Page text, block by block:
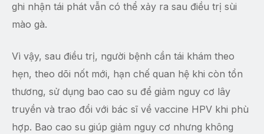
ghi nhận tái phát vẫn có thể xảy ra sau điều trị sùi
mào gà.
Vì vậy, sau điều trị, người bệnh cần tái khám theo
hẹn, theo dõi nốt mới, hạn chế quan hệ khi còn tổn
thương, sử dụng bao cao su để giảm nguy cơ lây
truyền và trao đổi với bác sĩ về vaccine HPV khi phù
hợp. Bao cao su giúp giảm nguy cơ nhưng không